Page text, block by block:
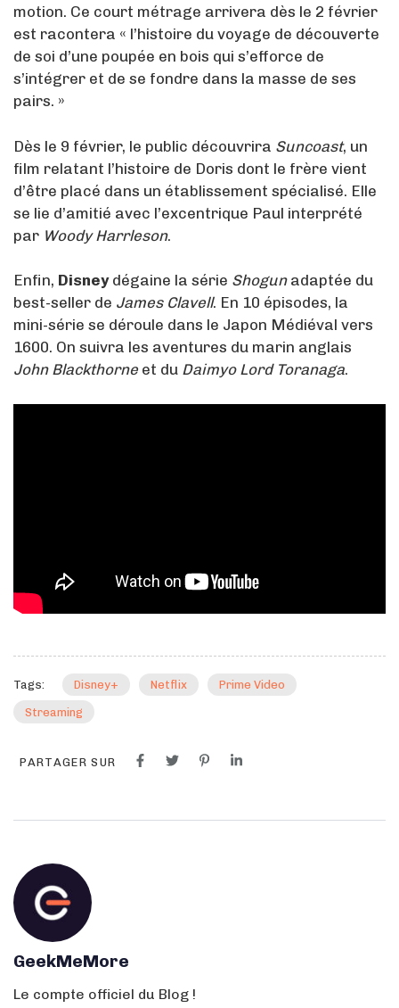
motion. Ce court métrage arrivera dès le 2 février
est racontera « l’histoire du voyage de découverte
de soi d’une poupée en bois qui s’efforce de
s’intégrer et de se fondre dans la masse de ses
pairs. »
Dès le 9 février, le public découvrira Suncoast, un
film relatant l’histoire de Doris dont le frère vient
d’être placé dans un établissement spécialisé. Elle
se lie d’amitié avec l’excentrique Paul interprété
par Woody Harrleson.
Enfin, Disneydégaine la série Shogunadaptée du
best-seller de James Clavell. En 10 épisodes, la
mini-série se déroule dans le Japon Médiéval vers
1600. On suivra les aventures du marin anglais
John Blackthorneet du Daimyo Lord Toranaga.
Tags: Disney+ Netflix Prime Video
Streaming
PARTAGER SUR
GeekMeMore
Le compte officiel du Blog !